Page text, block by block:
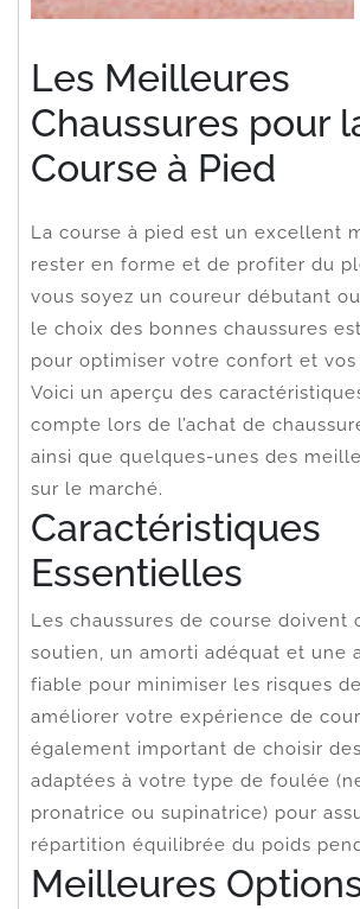
Les Meilleures
Chaussures pour
Course à Pied
La course à pied est un excellent
rester en forme et de profiter du
vous soyez un coureur débutant
le choix des bonnes chaussures
pour optimiser votre confort et vos
Voici un aperçu des
compte lors de l’achat de
ainsi que quelques-unes des
sur le marché.
Caractéristiques
Essentielles
Les chaussures de course doivent
soutien, un amorti adéquat et une
fiable pour minimiser les risques
améliorer votre expérience de
également important de choisir
adaptées à votre type de foulée
pronatrice ou supinatrice) pour
répartition équilibrée du poids
Meilleures